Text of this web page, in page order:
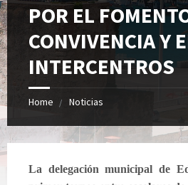
POR EL
CONVIVENCIA Y
INTERCENTROS
Home Noticias
La delegación municipal de